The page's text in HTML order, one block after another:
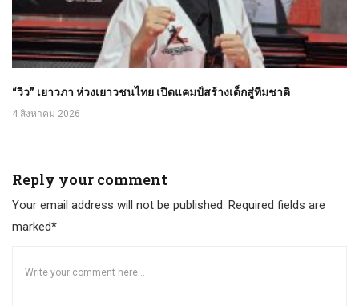
“วิว” เยาวภา ห่วงเยาวชนไทย เปิดแคมป์สร้างเด็กสู่ทีมชาติ
4 สิงหาคม 2026
Reply your comment
Your email address will not be published. Required fields are
marked*